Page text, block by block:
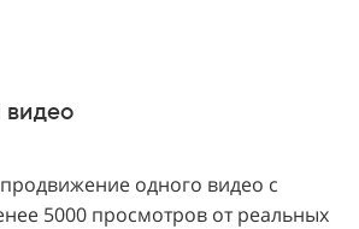
видео
одного видео с
5000 просмотров от реальных